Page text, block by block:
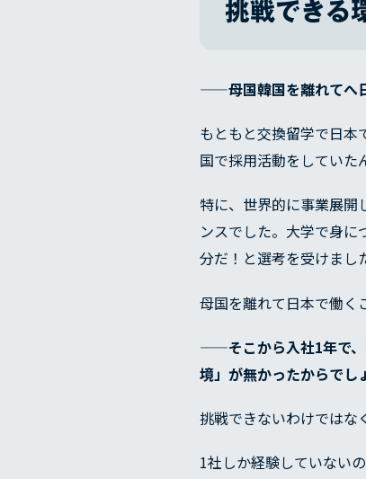
挑戦できる
——母国韓国を離れてへ
もともと交換留学で日本
国で採用活動をしていた
特に、世界的に事業展開
ンスでした。大学で身に
分だ！と選考を受けまし
母国を離れて日本で働く
——そこから入社1年で、
境」が無かったからでし
挑戦できないわけではな
1社しか経験していない